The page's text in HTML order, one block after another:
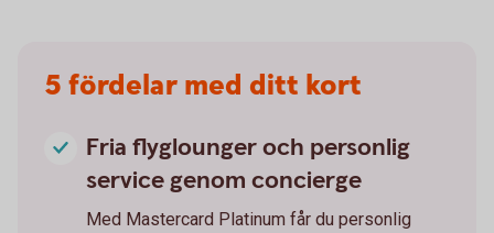
5 fördelar med ditt kort
Fria flyglounger och personlig
service genom concierge
Med Mastercard Platinum får du personlig